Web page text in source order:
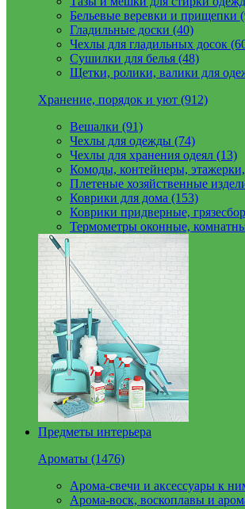
Бельевые веревки и прищепки
Гладильные доски (40)
Чехлы для гладильных досок
Сушилки для белья (48)
Щетки, ролики, валики для
Хранение, порядок и уют (912)
Вешалки (91)
Чехлы для одежды (74)
Чехлы для хранения одеял (13)
Комоды, контейнеры,
Плетеные хозяйственные
Коврики для дома (153)
Коврики придверные,
Термометры оконные,
Предметы интерьера
Ароматы (1476)
Арома-свечи и аксессуары к
Арома-воск, воскоплавы и